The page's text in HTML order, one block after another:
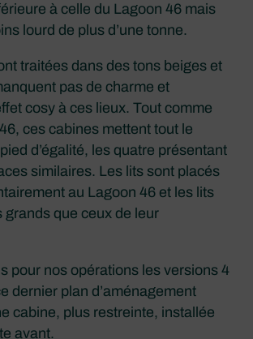
à celle du Lagoon 46 mais
lourd de plus d’une tonne.
traitées dans des tons beiges et
pas de charme et
cosy à ces lieux. Tout comme
ces cabines mettent tout le
d’égalité, les quatre présentant
similaires. Les lits sont placés
au Lagoon 46 et les lits
grands que ceux de leur
pour nos opérations les versions 4
dernier plan d’aménagement
cabine, plus restreinte, installée
avant.